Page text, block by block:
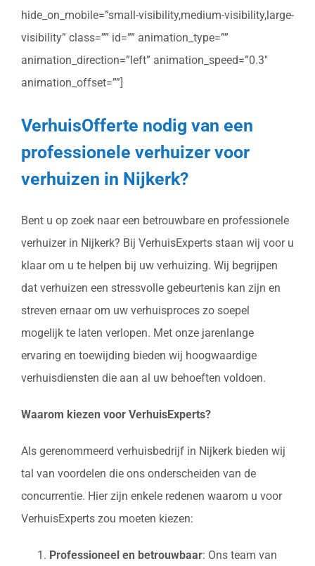
hide_on_mobile=”small-visibility,medium-visibility,large-
visibility” class=”” id=”” animation_type=””
animation_direction=”left” animation_speed=”0.3″
animation_offset=””]
VerhuisOfferte nodig van een
professionele verhuizer voor
verhuizen in Nijkerk?
Bent u op zoek naar een betrouwbare en professionele
verhuizer in Nijkerk? Bij VerhuisExperts staan wij voor u
klaar om u te helpen bij uw verhuizing. Wij begrijpen
dat verhuizen een stressvolle gebeurtenis kan zijn en
streven ernaar om uw verhuisproces zo soepel
mogelijk te laten verlopen. Met onze jarenlange
ervaring en toewijding bieden wij hoogwaardige
verhuisdiensten die aan al uw behoeften voldoen.
Waarom kiezen voor VerhuisExperts?
Als gerenommeerd verhuisbedrijf in Nijkerk bieden wij
tal van voordelen die ons onderscheiden van de
concurrentie. Hier zijn enkele redenen waarom u voor
VerhuisExperts zou moeten kiezen:
Professioneel en betrouwbaar: Ons team van